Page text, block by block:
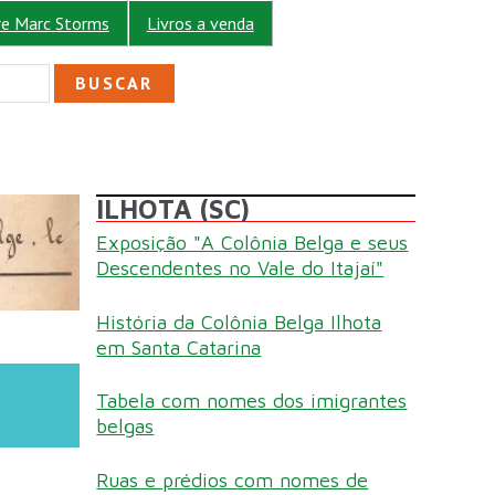
Marc Storms Livros a venda
DE BUSCA
ILHOTA (SC)
Exposição "A Colônia Belga e seus
Descendentes no Vale do Itajaí"
História da Colônia Belga Ilhota
em Santa Catarina
Tabela com nomes dos imigrantes
belgas
Ruas e prédios com nomes de